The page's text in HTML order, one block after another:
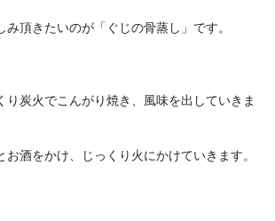
み頂きたいのが「ぐじの骨蒸し」です。
り炭火でこんがり焼き、風味を出していきま
お酒をかけ、じっくり火にかけていきます。